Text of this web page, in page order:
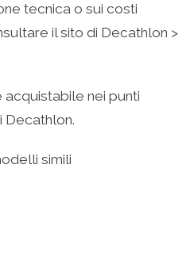
tecnica o sui costi
il sito di Decathlon >
acquistabile nei punti
Decathlon.
simili